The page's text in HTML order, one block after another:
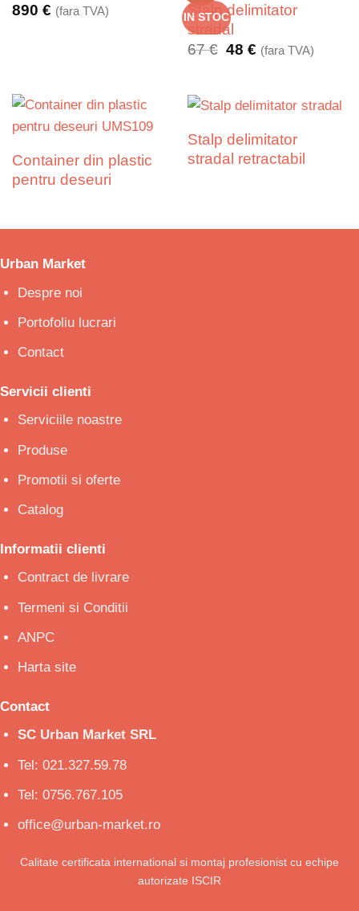
890 € (fara TVA) IN STOC
Stalp delimitator
stradal
67€ Prețul
67 €.
48€ Prețul
(fara TVA)
Container din plastic
pentru deseuri
Stalp delimitator
stradal retractabil
Urban Market
Despre noi
Portofoliu lucrari
Contact
Servicii clienti
Serviciile noastre
Produse
Promotii si oferte
Catalog
Informatii clienti
Contract de livrare
Termeni si Conditii
ANPC
Harta site
Contact
SC Urban Market SRL
Tel: 021.327.59.78
Tel: 0756.767.105
office@urban-market.ro
Calitate certificata international si montaj profesionist cu echipe
autorizate ISCIR